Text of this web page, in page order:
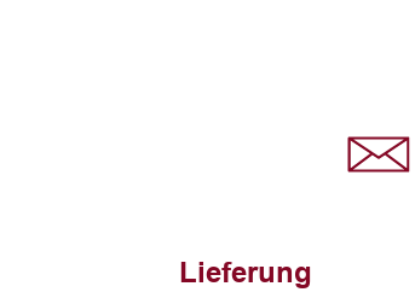
Lieferung